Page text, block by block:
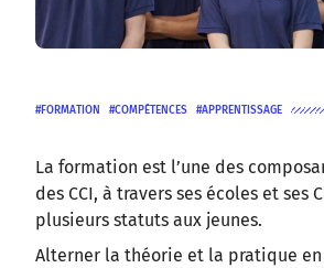
FORMATION COMPÉTENCES APPRENTISSAGE
La formation est l’une des
des CCI, à travers ses écoles et ses
plusieurs statuts aux jeunes.
Alterner la théorie et la pratique